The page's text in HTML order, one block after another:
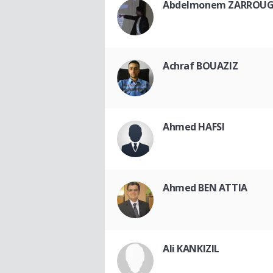
Abdelmonem
Achraf BOUAZIZ
Ahmed HAFSI
Ahmed BEN ATTIA
Ali KANKIZIL